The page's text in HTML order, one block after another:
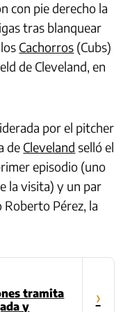
con pie derecho la
tras blanquear
Cachorros (Cubs)
de Cleveland, en
por el pitcher
de Cleveland selló el
episodio (uno
la visita) y un par
Pérez, la
tramita
y
›